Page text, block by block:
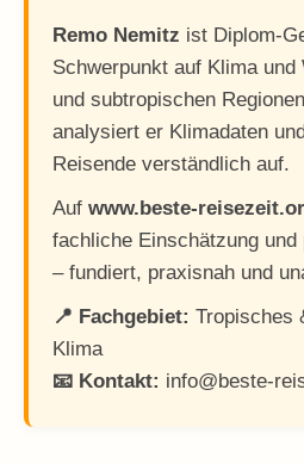
Remo Nemitz ist Diplom-
Schwerpunkt auf Klima
und subtropischen
analysiert er Klimadaten
Reisende verständlich auf.
Auf www.beste-
fachliche Einschätzung
– fundiert, praxisnah und
📍 Fachgebiet: Tropisches
Klima
📧 Kontakt: info@beste-